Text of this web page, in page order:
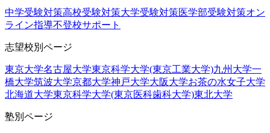
中学受験対策高校受験対策大学受験対策医学部受験対策オン
ライン指導不登校サポート
志望校別ページ
東京大学名古屋大学東京科学大学(東京工業大学)九州大学一
橋大学筑波大学京都大学神戸大学大阪大学お茶の水女子大学
北海道大学東京科学大学(東京医科歯科大学)東北大学
塾別ページ